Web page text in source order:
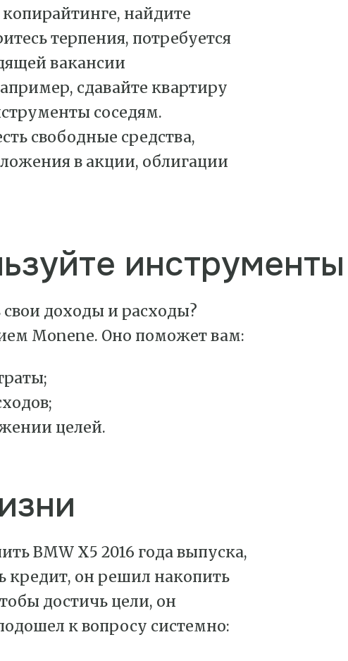
найдите
терпения, потребуется
вакансии
сдавайте квартиру
соседям.
свободные средства,
в акции, облигации
доходы и расходы?
Monene. Оно поможет вам:
целей.
BMW X5 2016 года выпуска,
кредит, он решил накопить
достичь цели, он
к вопросу системно: